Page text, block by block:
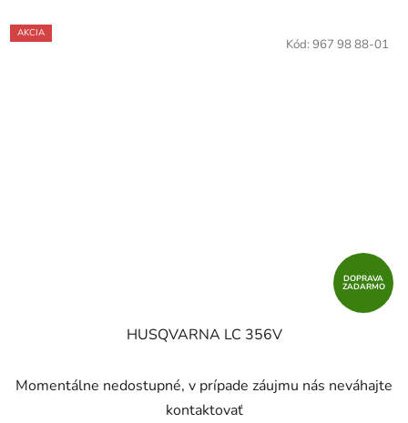
AKCIA
DOPRAVA
ZADARMO
HUSQVARNA LC 356V
Momentálne nedostupné, v prípade záujmu nás neváhajte
kontaktovať
Kód: 967 98 88-01